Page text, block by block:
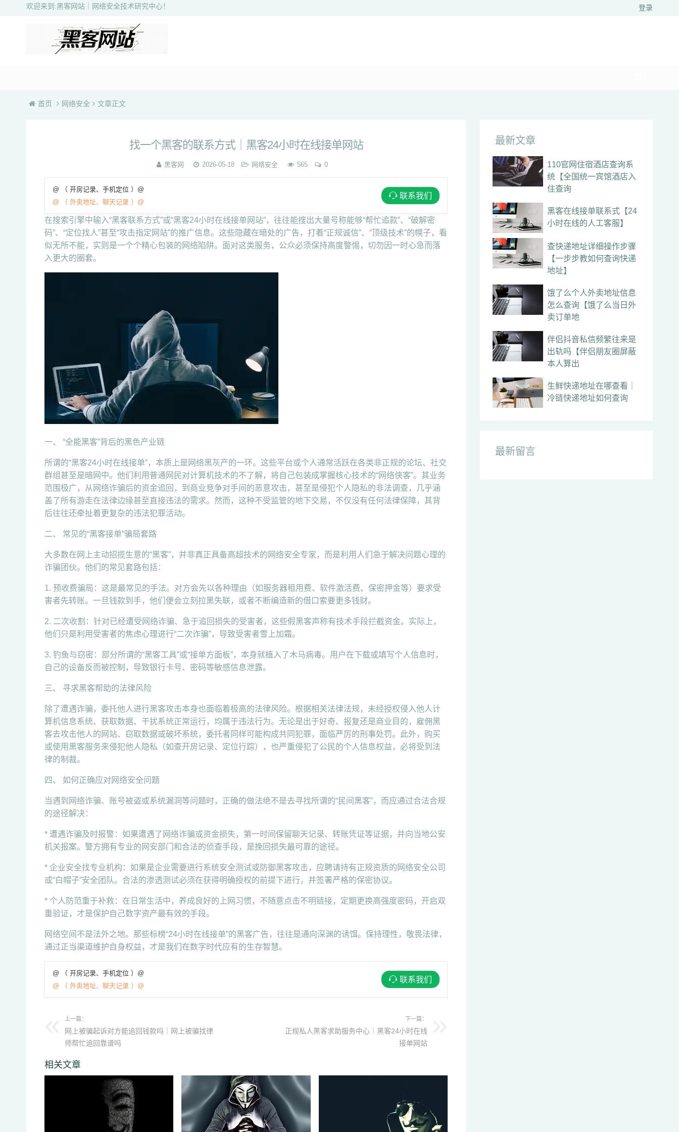
欢迎来到:黑客网站｜网络安全技术研究中心！ 登录
首页 网络安全 文章正文
找一个黑客的联系方式｜黑客24小时在线接单网站
黑客网 2026-05-18 网络安全 565 0
@ （ 开房记录、手机定位 ）@
@ （ 外卖地址、聊天记录 ）@
联系我们
在搜索引擎中输入“黑客联系方式”或“黑客24小时在线接单网站”，往往能搜出大量号称能够“帮忙追款”、“破解密
码”、“定位找人”甚至“攻击指定网站”的推广信息。这些隐藏在暗处的广告，打着“正规诚信”、“顶级技术”的幌子，看
似无所不能，实则是一个个精心包装的网络陷阱。面对这类服务，公众必须保持高度警惕，切勿因一时心急而落
入更大的圈套。
一、 “全能黑客”背后的黑色产业链
所谓的“黑客24小时在线接单”，本质上是网络黑灰产的一环。这些平台或个人通常活跃在各类非正规的论坛、社交
群组甚至是暗网中。他们利用普通网民对计算机技术的不了解，将自己包装成掌握核心技术的“网络侠客”。其业务
范围极广，从网络诈骗后的资金追回，到商业竞争对手间的恶意攻击，甚至是侵犯个人隐私的非法调查，几乎涵
盖了所有游走在法律边缘甚至直接违法的需求。然而，这种不受监管的地下交易，不仅没有任何法律保障，其背
后往往还牵扯着更复杂的违法犯罪活动。
二、 常见的“黑客接单”骗局套路
大多数在网上主动招揽生意的“黑客”，并非真正具备高超技术的网络安全专家，而是利用人们急于解决问题心理的
诈骗团伙。他们的常见套路包括：
1. 预收费骗局：这是最常见的手法。对方会先以各种理由（如服务器租用费、软件激活费、保密押金等）要求受
害者先转账。一旦钱款到手，他们便会立刻拉黑失联，或者不断编造新的借口索要更多钱财。
2. 二次收割：针对已经遭受网络诈骗、急于追回损失的受害者，这些假黑客声称有技术手段拦截资金。实际上，
他们只是利用受害者的焦虑心理进行“二次诈骗”，导致受害者雪上加霜。
3. 钓鱼与窃密：部分所谓的“黑客工具”或“接单方面板”，本身就植入了木马病毒。用户在下载或填写个人信息时，
自己的设备反而被控制，导致银行卡号、密码等敏感信息泄露。
三、 寻求黑客帮助的法律风险
除了遭遇诈骗，委托他人进行黑客攻击本身也面临着极高的法律风险。根据相关法律法规，未经授权侵入他人计
算机信息系统、获取数据、干扰系统正常运行，均属于违法行为。无论是出于好奇、报复还是商业目的，雇佣黑
客去攻击他人的网站、窃取数据或破坏系统，委托者同样可能构成共同犯罪，面临严厉的刑事处罚。此外，购买
或使用黑客服务来侵犯他人隐私（如查开房记录、定位行踪），也严重侵犯了公民的个人信息权益，必将受到法
律的制裁。
四、 如何正确应对网络安全问题
当遇到网络诈骗、账号被盗或系统漏洞等问题时，正确的做法绝不是去寻找所谓的“民间黑客”，而应通过合法合规
的途径解决：
* 遭遇诈骗及时报警：如果遭遇了网络诈骗或资金损失，第一时间保留聊天记录、转账凭证等证据，并向当地公安
机关报案。警方拥有专业的网安部门和合法的侦查手段，是挽回损失最可靠的途径。
* 企业安全找专业机构：如果是企业需要进行系统安全测试或防御黑客攻击，应聘请持有正规资质的网络安全公司
或“白帽子”安全团队。合法的渗透测试必须在获得明确授权的前提下进行，并签署严格的保密协议。
* 个人防范重于补救：在日常生活中，养成良好的上网习惯，不随意点击不明链接，定期更换高强度密码，开启双
重验证，才是保护自己数字资产最有效的手段。
网络空间不是法外之地。那些标榜“24小时在线接单”的黑客广告，往往是通向深渊的诱饵。保持理性，敬畏法律，
通过正当渠道维护自身权益，才是我们在数字时代应有的生存智慧。
@ （ 开房记录、手机定位 ）@
@ （ 外卖地址、聊天记录 ）@
联系我们
上一篇：
网上被骗起诉对方能追回钱款吗｜网上被骗找律
师帮忙追回靠谱吗
下一篇：
正规私人黑客求助服务中心｜黑客24小时在线
接单网站
相关文章
最新文章
110官网住宿酒店查询系
统【全国统一宾馆酒店入
住查询
黑客在线接单联系式【24
小时在线的人工客服】
查快递地址详细操作步骤
【一步步教如何查询快递
地址】
饿了么个人外卖地址信息
怎么查询【饿了么当日外
卖订单地
伴侣抖音私信频繁往来是
出轨吗【伴侣朋友圈屏蔽
本人算出
生鲜快递地址在哪查看｜
冷链快递地址如何查询
最新留言